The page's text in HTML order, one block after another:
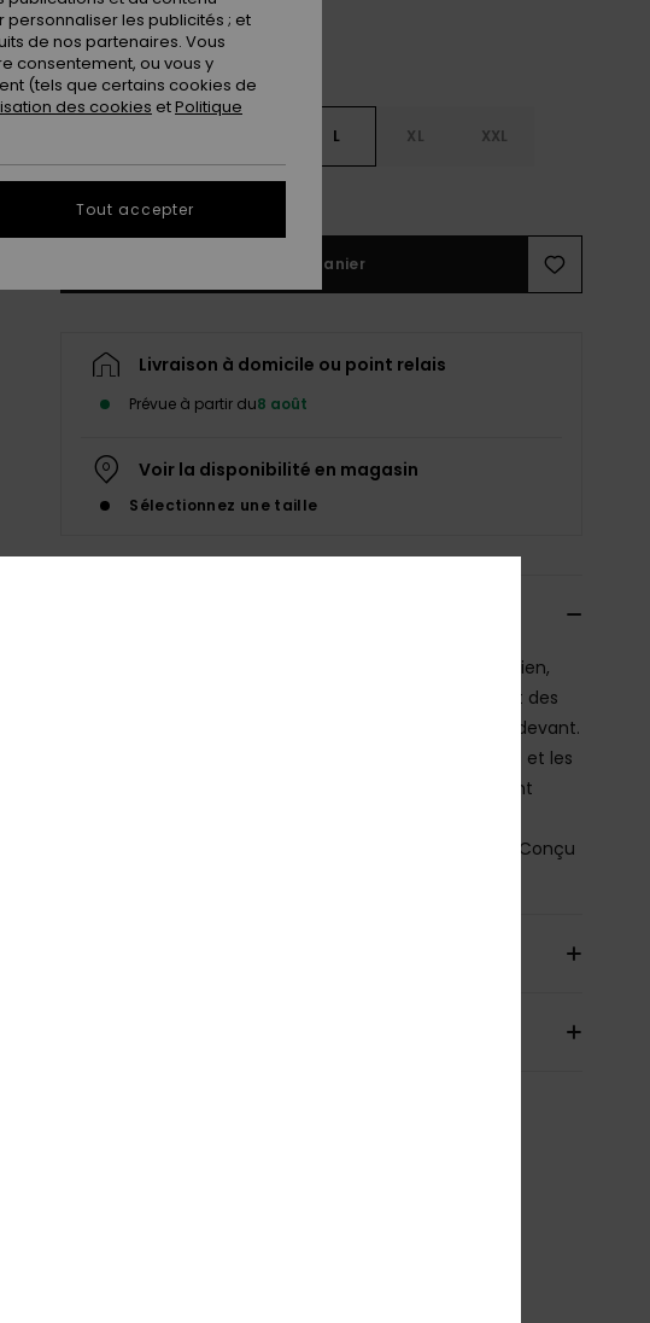
L XL XXL
Ajouter au panier
Livraison à domicile ou point relais
Prévue à partir du8 août
Voir la disponibilité en magasin
Sélectionnez une taille
Conçue pour l’action et pensée pour offrir un vrai soutien,
cette bralette sport ROXY offre un décolleté arrondi et des
bretelles larges pour plus de confort et de couvrance devant.
Au dos, les bretelles se croisent pour libérer les épaules et les
omoplates, vous offrant une amplitude de mouvement
vagues. Maintien performant. Liberté de mouvement. Conçu
les publicités ; et
de nos partenaires. Vous
consentement, ou vous y
(tels que certains cookies de
des cookies etPolitique
Tout accepter